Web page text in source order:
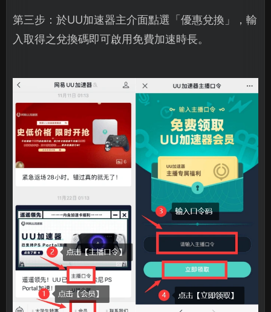
第三步：於UU加速器主介面點選「優惠兌換」，輸
入取得之兌換碼即可啟用免費加速時長。